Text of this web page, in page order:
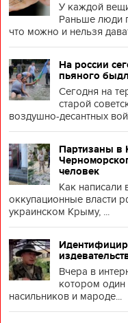
У каждой
Раньше люди
что можно и нельзя
На россии
пьяного
Сегодня на
старой
воздушно-десантных
Партизаны в
человек
Как написали
оккупационные власти
украинском Крыму, ...
Вчера в
котором один
насильников и мароде...